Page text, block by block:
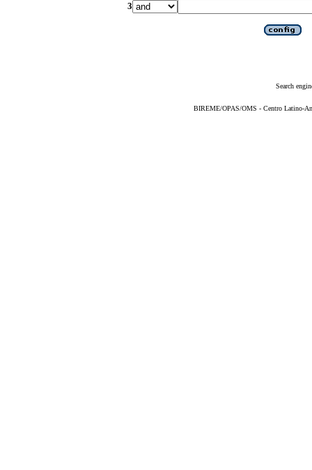
3
Search
BIREME/OPAS/OMS - Centro Latino-